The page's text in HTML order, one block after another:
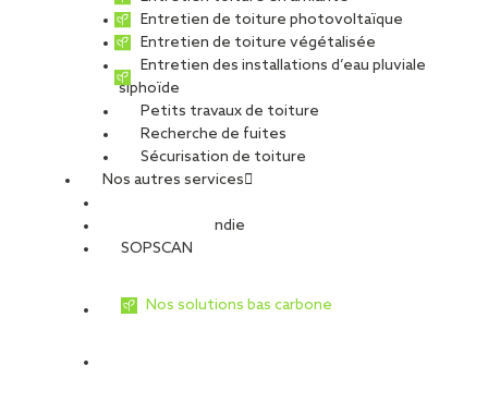
Entretien de toiture photovoltaïque
Entretien de toiture végétalisée
Entretien des installations d’eau pluviale
siphoïde
Petits travaux de toiture
Recherche de fuites
Sécurisation de toiture
Nos autres services
Sécurité Incendie
SOPSCAN
Nos solutions bas carbone